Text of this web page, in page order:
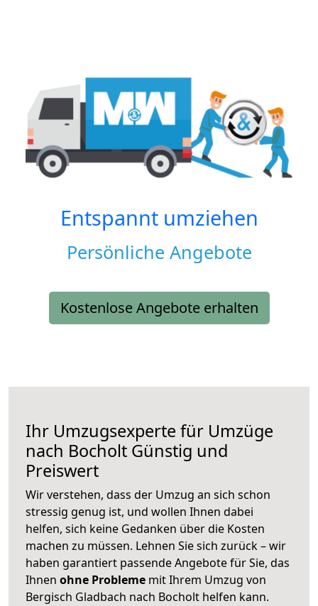
Entspannt umziehen
Persönliche Angebote
Kostenlose Angebote erhalten
Ihr Umzugsexperte für Umzüge
nach Bocholt Günstig und
Preiswert
Wir verstehen, dass der Umzug an sich schon
stressig genug ist, und wollen Ihnen dabei
helfen, sich keine Gedanken über die Kosten
machen zu müssen. Lehnen Sie sich zurück – wir
haben garantiert passende Angebote für Sie, das
Ihnen ohne Probleme mit Ihrem Umzug von
Bergisch Gladbach nach Bocholt helfen kann.